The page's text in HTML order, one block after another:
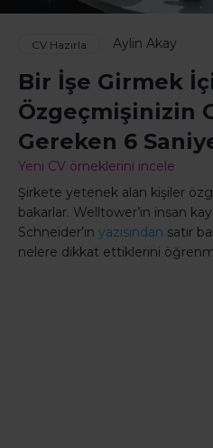
CV Hazırla Aylin Akay
Bir İşe Girmek
Özgeçmişinizin
Gereken 6
Yeni CV örneklerini incele
Şirkete yetenek alan kişiler
bakarlar. Welltower’in insan
Schneider’in yazısından satır
nelere dikkat ettiklerini